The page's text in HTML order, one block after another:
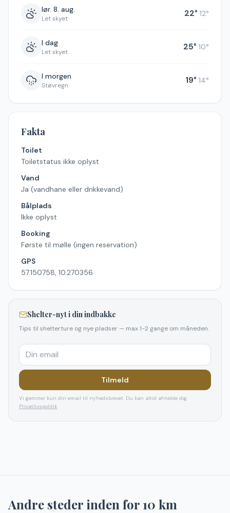
lør. 8. aug.
Let skyet 22° 12°
I dag
Let skyet 25° 10°
I morgen
Støvregn 19° 14°
Fakta
Toilet
Toiletstatus ikke oplyst
Vand
Ja (vandhane eller drikkevand)
Bålplads
Ikke oplyst
Booking
Første til mølle (ingen reservation)
GPS
57.150758, 10.270356
Shelter-nyt i din indbakke
Tips til shelterture og nye pladser — max 1-2 gange om måneden.
Tilmeld
Vi gemmer kun din email til nyhedsbrevet. Du kan altid afmelde dig.
Privatlivspolitik
Andre steder inden for10 km